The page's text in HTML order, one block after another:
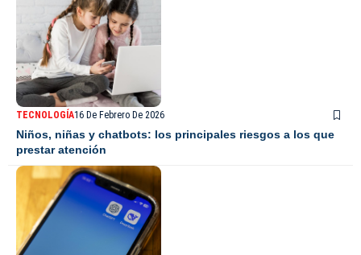
TECNOLOGÍA16 De Febrero De 2026
Niños, niñas y chatbots: los principales riesgos a los que
prestar atención